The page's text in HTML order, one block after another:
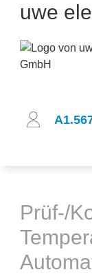
uwe
Prüf-/